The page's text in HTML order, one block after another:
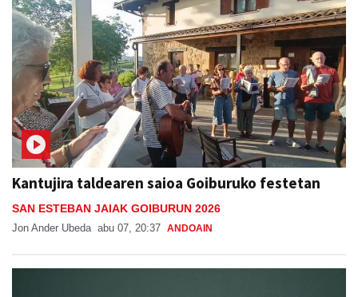
Kantujira taldearen saioa Goiburuko festetan
SAN ESTEBAN JAIAK GOIBURUN 2026
Jon Ander Ubeda abu 07, 20:37 ANDOAIN